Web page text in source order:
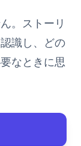
。ストーリ
識し、どの
なときに思